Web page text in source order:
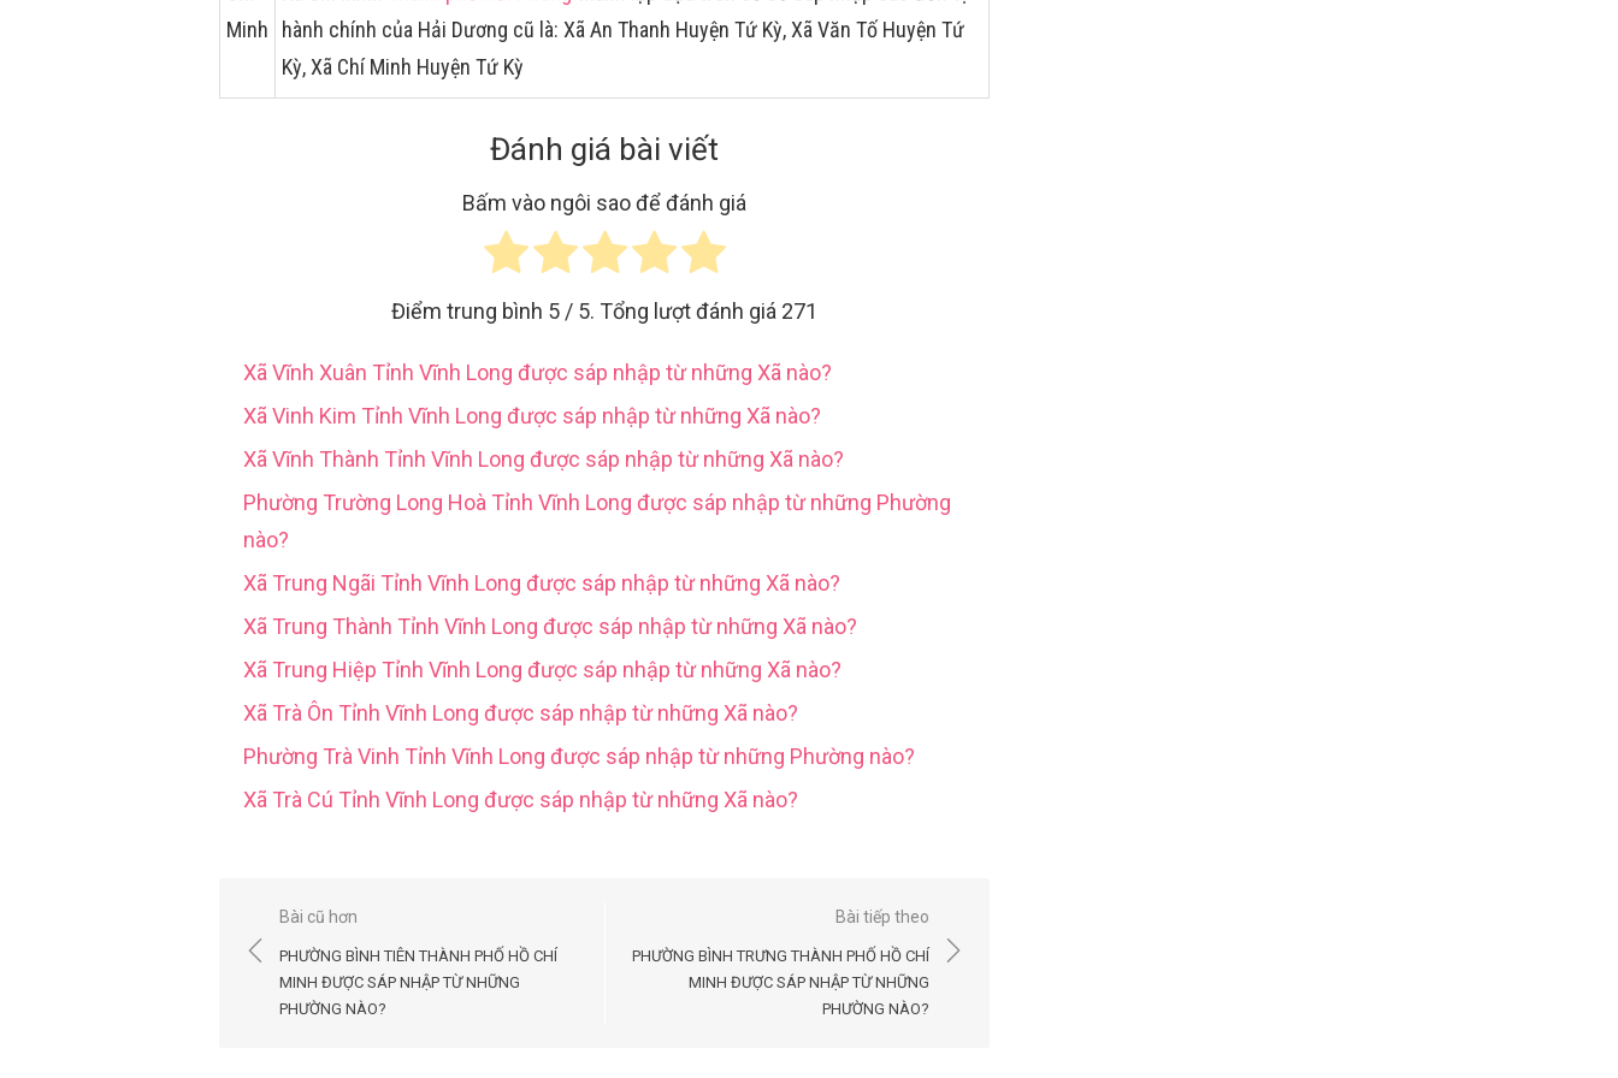
Minh
hành chính của Hải Dương cũ là: Xã An Thanh Huyện Tứ Kỳ, Xã Văn Tố Huyện Tứ
Kỳ, Xã Chí Minh Huyện Tứ Kỳ
Đánh giá bài viết
Bấm vào ngôi sao để đánh giá
Điểm trung bình 5 / 5. Tổng lượt đánh giá 271
Xã Vĩnh Xuân Tỉnh Vĩnh Long được sáp nhập từ những Xã nào?
Xã Vinh Kim Tỉnh Vĩnh Long được sáp nhập từ những Xã nào?
Xã Vĩnh Thành Tỉnh Vĩnh Long được sáp nhập từ những Xã nào?
Phường Trường Long Hoà Tỉnh Vĩnh Long được sáp nhập từ những Phường
nào?
Xã Trung Ngãi Tỉnh Vĩnh Long được sáp nhập từ những Xã nào?
Xã Trung Thành Tỉnh Vĩnh Long được sáp nhập từ những Xã nào?
Xã Trung Hiệp Tỉnh Vĩnh Long được sáp nhập từ những Xã nào?
Xã Trà Ôn Tỉnh Vĩnh Long được sáp nhập từ những Xã nào?
Phường Trà Vinh Tỉnh Vĩnh Long được sáp nhập từ những Phường nào?
Xã Trà Cú Tỉnh Vĩnh Long được sáp nhập từ những Xã nào?
Điều
hướng
viết
Bài cũ hơn
PHƯỜNG BÌNH TIÊN THÀNH PHỐ HỒ CHÍ
MINH ĐƯỢC SÁP NHẬP TỪ NHỮNG
PHƯỜNG NÀO?
Bài tiếp theo
PHƯỜNG BÌNH TRƯNG THÀNH PHỐ HỒ CHÍ
MINH ĐƯỢC SÁP NHẬP TỪ NHỮNG
PHƯỜNG NÀO?